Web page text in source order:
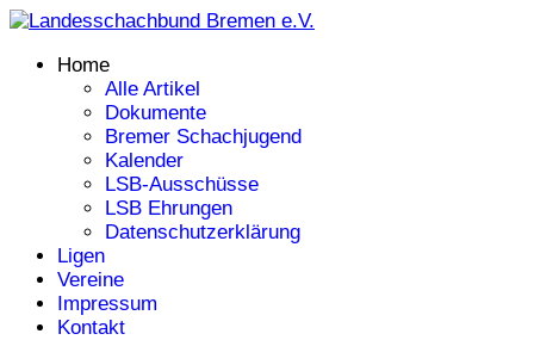
Home
Alle Artikel
Dokumente
Bremer Schachjugend
Kalender
LSB-Ausschüsse
LSB Ehrungen
Datenschutzerklärung
Ligen
Vereine
Impressum
Kontakt